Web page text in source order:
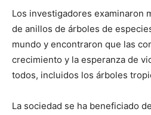
Los investigadores examinaron
de anillos de árboles de
mundo y encontraron que las
crecimiento y la esperanza de
todos, incluidos los árboles
La sociedad se ha beneficiado